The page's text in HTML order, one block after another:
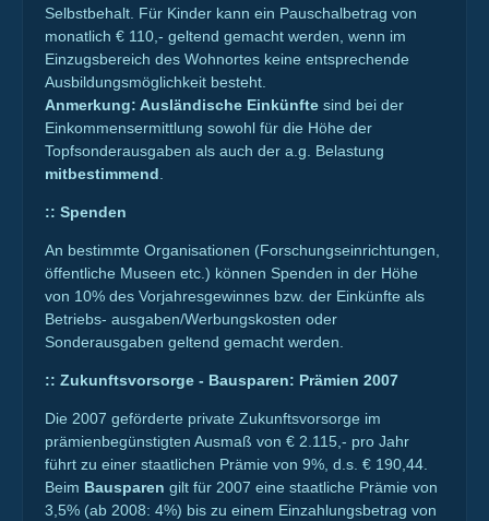
Selbstbehalt. Für Kinder kann ein Pauschalbetrag von
monatlich € 110,- geltend gemacht werden, wenn im
Einzugsbereich des Wohnortes keine entsprechende
Ausbildungsmöglichkeit besteht.
Anmerkung: Ausländische Einkünfte sind bei der
Einkommensermittlung sowohl für die Höhe der
Topfsonderausgaben als auch der a.g. Belastung
mitbestimmend
:: Spenden
An bestimmte Organisationen (Forschungseinrichtungen,
öffentliche Museen etc.) können Spenden in der Höhe
von 10% des Vorjahresgewinnes bzw. der Einkünfte als
Betriebs- ausgaben/Werbungskosten oder
Sonderausgaben geltend gemacht werden.
:: Zukunftsvorsorge - Bausparen: Prämien 2007
Die 2007 geförderte private Zukunftsvorsorge im
prämienbegünstigten Ausmaß von € 2.115,- pro Jahr
führt zu einer staatlichen Prämie von 9%, d.s. € 190,44.
Beim Bausparen gilt für 2007 eine staatliche Prämie von
3,5% (ab 2008: 4%) bis zu einem Einzahlungsbetrag von